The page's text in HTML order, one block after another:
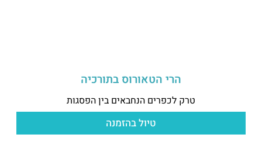
הרי הטאורוס בתורכיה
טרק לכפרים הנחבאים בין הפסגות
טיול בהזמנה